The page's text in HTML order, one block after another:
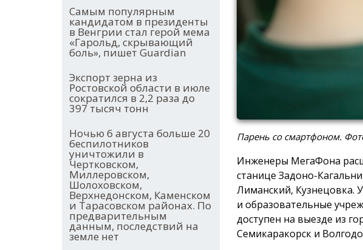
Самым популярным
кандидатом в президенты
в Венгрии стал герой мема
«Гарольд, скрывающий
боль», пишет Guardian
Экспорт зерна из
Ростовской области в июле
сократился в 2,2 раза до
397 тысяч тонн
Ночью 6 августа больше 20
беспилотников
уничтожили в
Чертковском,
Миллеровском,
Шолоховском,
Верхнедонском, Каменском
и Тарасовском районах. По
предварительным
данным, последствий на
земле нет
Парень со смартфоном.
Инженеры МегаФона
станице Задоно-
Лиманский, Кузнецовка.
и образовательные
доступен на выезде из
Семикаракорск и